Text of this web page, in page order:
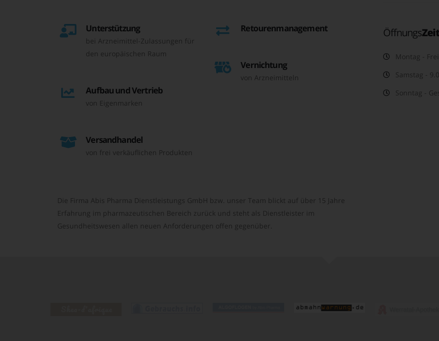
Unterstützung
bei Arzneimittel-Zulassungen für
den europäischen Raum
Aufbau und Vertrieb
von Eigenmarken
Versandhandel
von frei verkäuflichen Produkten
Retourenmanagement
Vernichtung
von Arzneimitteln
Die Firma Abis Pharma Dienstleistungs GmbH bzw. unser Team blickt auf über 15 Jahre
Erfahrung im pharmazeutischen Bereich zurück und steht als Dienstleister im
Gesundheitswesen allen neuen Anforderungen offen gegenüber.
Öffnungs
Montag -
Samstag -
Sonntag -